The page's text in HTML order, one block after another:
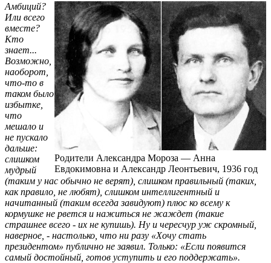
Родители Александра Мороза — Анна
Евдокимовна и Александр Леонтьевич, 1936 год
Амбиций?
Или всего
вместе?
Кто
знает...
Возможно,
наоборот,
что-то в
таком было
избытке,
что
мешало и
не пускало
дальше:
слишком
мудрый
(таким у нас обычно не веря­т), слишком правильный (таких,
как правило, не любят), слишком интеллигентный и
начитанный (таким всегда завидуют) плюс ко всему к
кормушке не рвется и нажиться не жаждет (такие
страшнее всего - их не купишь). Ну и чересчур уж скромный,
наверное, - нас­то­лько, что ни разу «Хочу стать
президентом» публично не зая­вил. Только: «Если по­явится
самый дос­тойный, готов уступить и его поддер­жать».